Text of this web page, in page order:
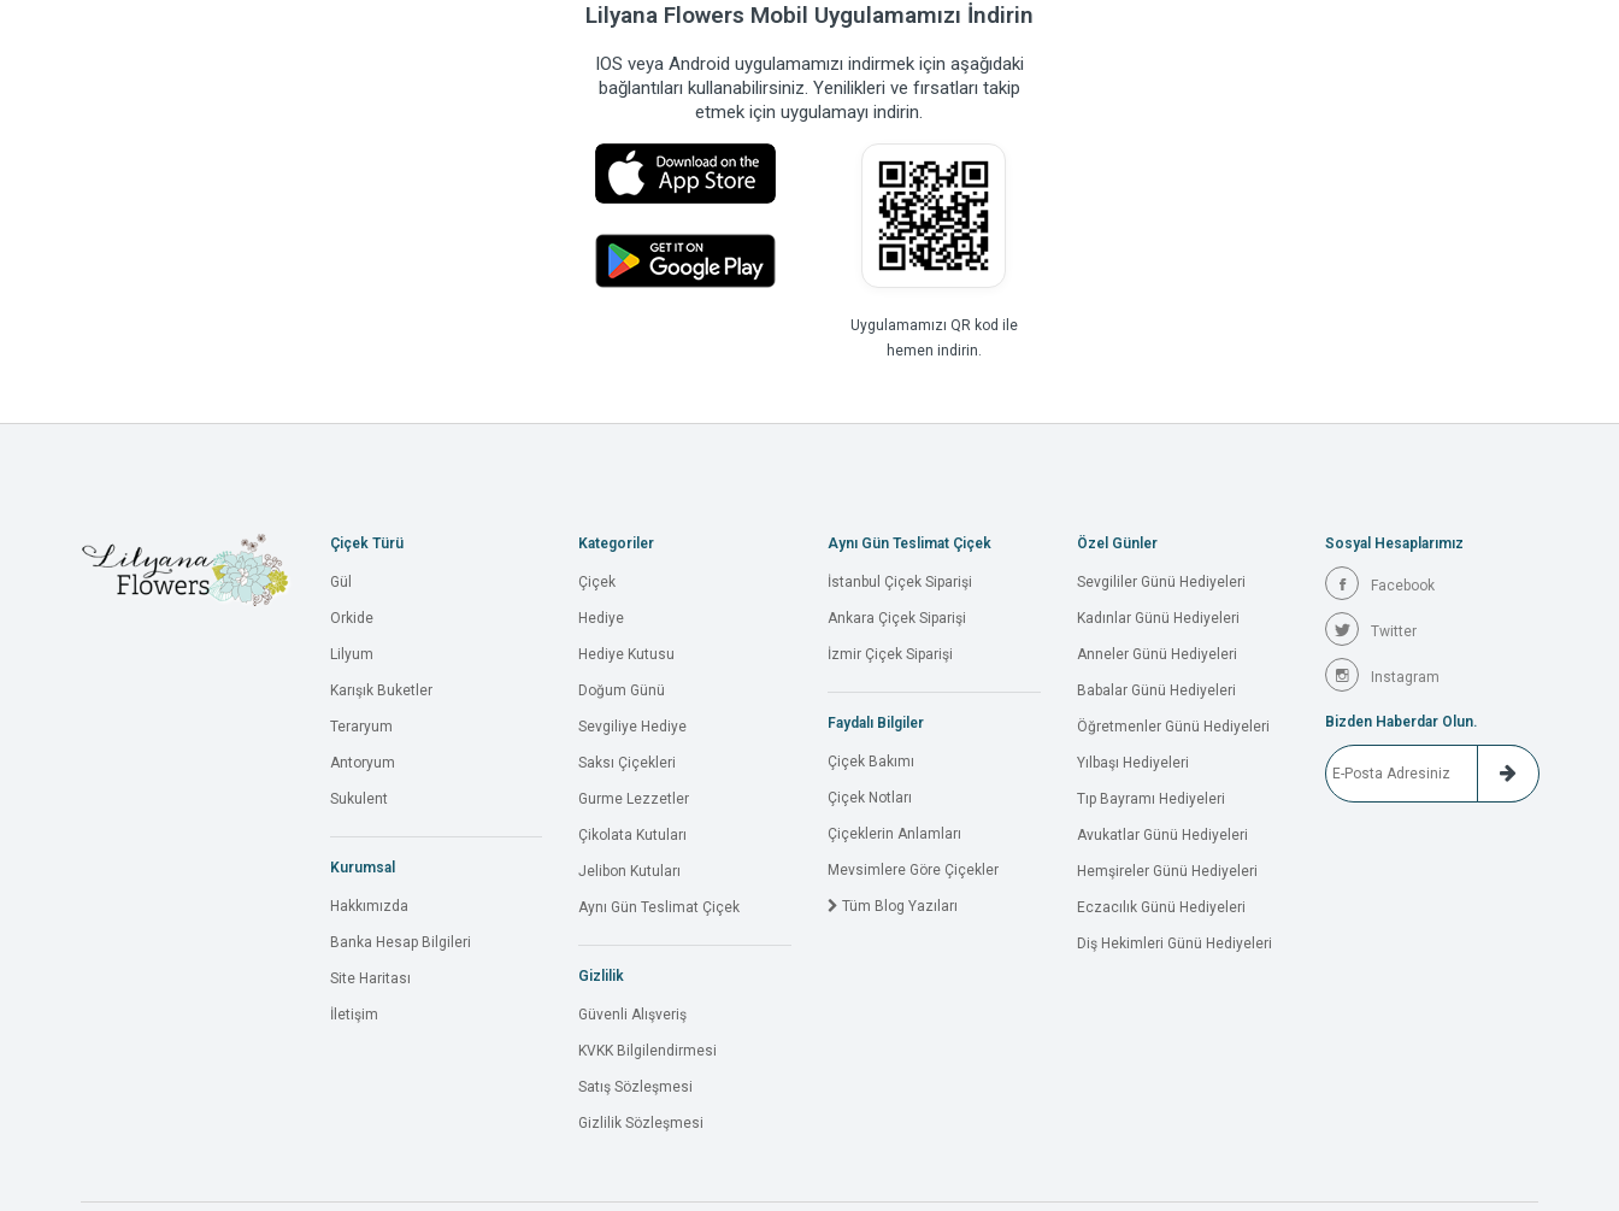
Lilyana Flowers Mobil Uygulamamızı İndirin
IOS veya Android uygulamamızı indirmek için aşağıdaki
bağlantıları kullanabilirsiniz. Yenilikleri ve fırsatları takip
etmek için uygulamayı indirin.
Uygulamamızı QR kod ile
hemen indirin.
Çiçek Türü
Gül
Orkide
Lilyum
Karışık Buketler
Teraryum
Antoryum
Sukulent
Kurumsal
Hakkımızda
Banka Hesap Bilgileri
Site Haritası
İletişim
Kategoriler
Çiçek
Hediye
Hediye Kutusu
Doğum Günü
Sevgiliye Hediye
Saksı Çiçekleri
Gurme Lezzetler
Çikolata Kutuları
Jelibon Kutuları
Aynı Gün Teslimat Çiçek
Gizlilik
Güvenli Alışveriş
KVKK Bilgilendirmesi
Satış Sözleşmesi
Gizlilik Sözleşmesi
Aynı Gün Teslimat Çiçek
İstanbul Çiçek Siparişi
Ankara Çiçek Siparişi
İzmir Çiçek Siparişi
Faydalı Bilgiler
Çiçek Bakımı
Çiçek Notları
Çiçeklerin Anlamları
Mevsimlere Göre Çiçekler
Tüm Blog Yazıları
Özel Günler
Sevgililer Günü Hediyeleri
Kadınlar Günü Hediyeleri
Anneler Günü Hediyeleri
Babalar Günü Hediyeleri
Öğretmenler Günü Hediyeleri
Yılbaşı Hediyeleri
Tıp Bayramı Hediyeleri
Avukatlar Günü Hediyeleri
Hemşireler Günü Hediyeleri
Eczacılık Günü Hediyeleri
Diş Hekimleri Günü Hediyeleri
Sosyal Hesaplarımız
Facebook
Twitter
Instagram
Bizden Haberdar Olun.